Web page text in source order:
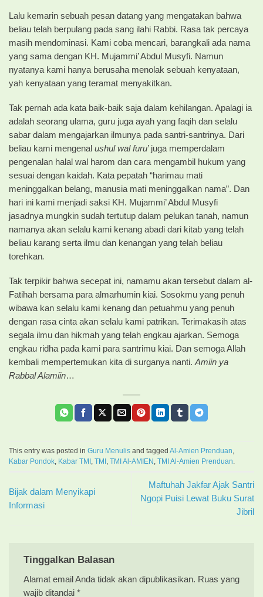
Lalu kemarin sebuah pesan datang yang mengatakan bahwa
beliau telah berpulang pada sang ilahi Rabbi. Rasa tak percaya
masih mendominasi. Kami coba mencari, barangkali ada nama
yang sama dengan KH. Mujammi’ Abdul Musyfi. Namun
nyatanya kami hanya berusaha menolak sebuah kenyataan,
yah kenyataan yang teramat menyakitkan.
Tak pernah ada kata baik-baik saja dalam kehilangan. Apalagi ia
adalah seorang ulama, guru juga ayah yang faqih dan selalu
sabar dalam mengajarkan ilmunya pada santri-santrinya. Dari
beliau kami mengenal ushul wal furu’ juga memperdalam
pengenalan halal wal harom dan cara mengambil hukum yang
sesuai dengan kaidah. Kata pepatah “harimau mati
meninggalkan belang, manusia mati meninggalkan nama”. Dan
hari ini kami menjadi saksi KH. Mujammi’ Abdul Musyfi
jasadnya mungkin sudah tertutup dalam pelukan tanah, namun
namanya akan selalu kami kenang abadi dari kitab yang telah
beliau karang serta ilmu dan kenangan yang telah beliau
torehkan.
Tak terpikir bahwa secepat ini, namamu akan tersebut dalam al-
Fatihah bersama para almarhumin kiai. Sosokmu yang penuh
wibawa kan selalu kami kenang dan petuahmu yang penuh
dengan rasa cinta akan selalu kami patrikan. Terimakasih atas
segala ilmu dan hikmah yang telah engkau ajarkan. Semoga
engkau ridha pada kami para santrimu kiai. Dan semoga Allah
kembali mempertemukan kita di surganya nanti. Amiin ya
Rabbal Alamiin…
This entry was posted in Guru Menulis and tagged Al-Amien Prenduan
Kabar Pondok
Kabar TMI TMI TMI Al-AMIEN TMI Al-Amien Prenduan
Bijak dalam Menyikapi
Informasi
Maftuhah Jakfar Ajak Santri
Ngopi Puisi Lewat Buku Surat
Jibril
Tinggalkan Balasan
Alamat email Anda tidak akan dipublikasikan. Ruas yang
wajib ditandai *